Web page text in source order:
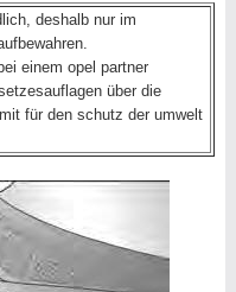
deshalb nur im
einem opel partner
über die
für den schutz der umwelt